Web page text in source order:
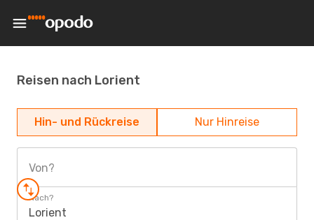
Reisen nach Lorient
Hin- und Rückreise Nur Hinreise
Von?
Nach?
Lorient